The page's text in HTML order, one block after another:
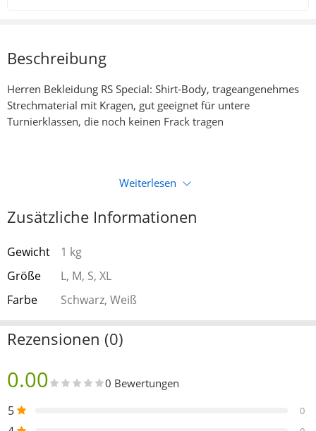
Beschreibung
Herren Bekleidung RS Special: Shirt-Body, trageangenehmes
Strechmaterial mit Kragen, gut geeignet für untere
Turnierklassen, die noch keinen Frack tragen
Weiterlesen
Zusätzliche Informationen
Gewicht
1 kg
Größe
L, M, S, XL
Farbe
Schwarz, Weiß
Rezensionen (0)
0.00 0 Bewertungen
5 0